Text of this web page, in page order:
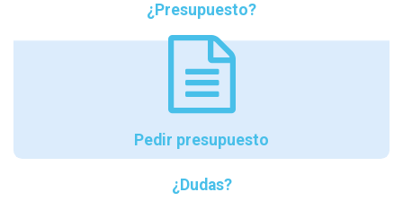
¿Presupuesto?
Pedir presupuesto
¿Dudas?